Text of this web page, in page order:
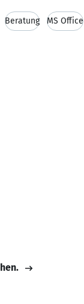
Beratung MS Office